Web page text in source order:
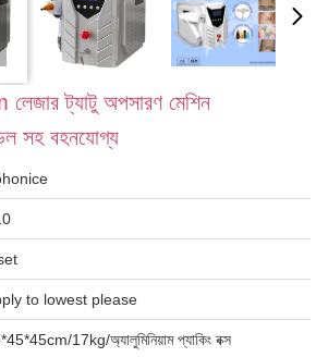
ট্যাটু অপসারণ মেশিন
সহ বহনযোগ্য
to lowest please
17kg/অ্যালুমিনিয়াম প্যাকিং বক্স